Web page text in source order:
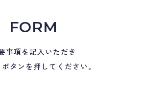
FORM
事項を記入いただき
ボタンを押してください。